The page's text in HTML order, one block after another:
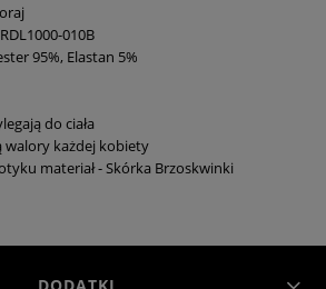
010B
95%, Elastan 5%
do ciała
walory każdej kobiety
materiał - Skórka Brzoskwinki
DODATKI